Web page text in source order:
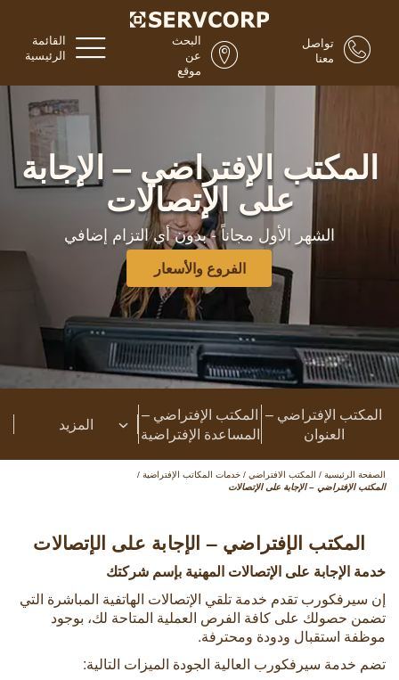
القائمة
الرئيسية
البحث
عن
موقع
تواصل
معنا
المكتب الإفتراضي – الإجابة
على الإتصالات
الشهر الأول مجاناً - بدون أي التزام إضافي
الفروع والأسعار
المكتب الإفتراضي –
العنوان
المكتب الإفتراضي –
المساعدة الإفتراضية
المزيد
الصفحة الرئيسية / المكتب الافتراضي / خدمات المكاتب الإفتراضية /
المكتب الإفتراضي – الإجابة على الإتصالات
المكتب الإفتراضي – الإجابة على الإتصالات
خدمة الإجابة على الإتصالات المهنية بإسم شركتك
إن سيرفكورب تقدم خدمة تلقي الإتصالات الهاتفية المباشرة التي
تضمن حصولك على كافة الفرص العملية المتاحة لك، بوجود
موظفة استقبال ودودة ومحترفة.
تضم خدمة سيرفكورب العالية الجودة الميزات التالية: